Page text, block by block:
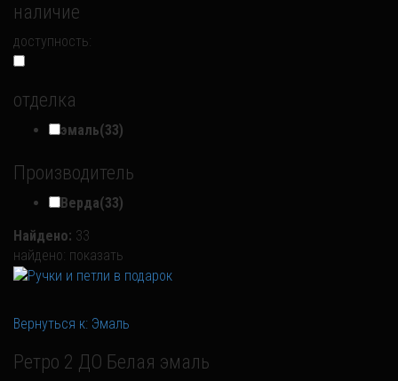
наличие
доступность:
отделка
эмаль(33)
Производитель
Верда(33)
Найдено: 33
найдено: показать
Вернуться к: Эмаль
Ретро 2 ДО Белая эмаль